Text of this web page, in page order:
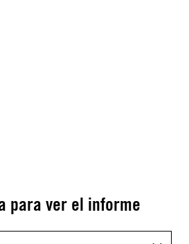
para ver el informe